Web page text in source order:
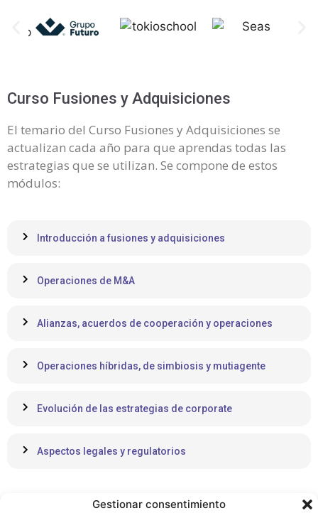
Gestionar consentimiento
Curso Fusiones y Adquisiciones
El temario del Curso Fusiones y Adquisiciones se
actualizan cada año para que aprendas todas las
estrategias que se utilizan. Se compone de estos
módulos:
Introducción a fusiones y adquisiciones
Operaciones de M&A
Alianzas, acuerdos de cooperación y operaciones
Operaciones híbridas, de simbiosis y mutiagente
Evolución de las estrategias de corporate
Aspectos legales y regulatorios